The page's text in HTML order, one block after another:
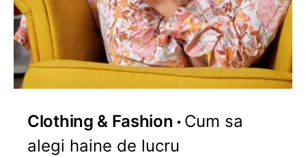
Clothing & Fashion
Cum sa
alegi haine de lucru